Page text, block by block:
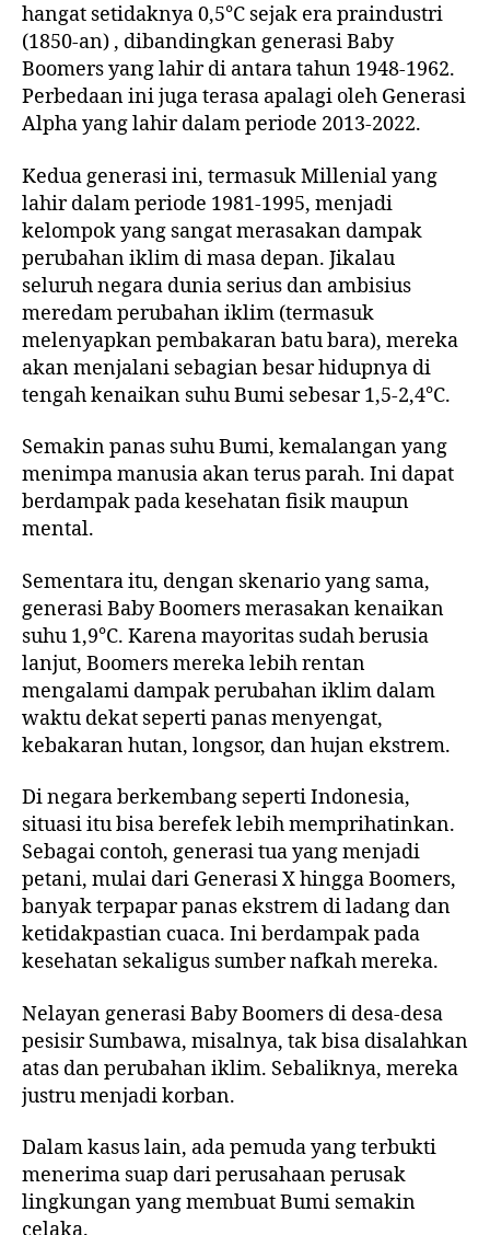
hangat setidaknya 0,5°C sejak era praindustri
(1850-an) , dibandingkan generasi Baby
Boomers yang lahir di antara tahun 1948-1962.
Perbedaan ini juga terasa apalagi oleh Generasi
Alpha yang lahir dalam periode 2013-2022.
Kedua generasi ini, termasuk Millenial yang
lahir dalam periode 1981-1995, menjadi
kelompok yang sangat merasakan dampak
perubahan iklim di masa depan. Jikalau
seluruh negara dunia serius dan ambisius
meredam perubahan iklim (termasuk
melenyapkan pembakaran batu bara), mereka
akan menjalani sebagian besar hidupnya di
tengah kenaikan suhu Bumi sebesar 1,5-2,4°C.
Semakin panas suhu Bumi, kemalangan yang
menimpa manusia akan terus parah. Ini dapat
berdampak pada kesehatan fisik maupun
mental.
Sementara itu, dengan skenario yang sama,
generasi Baby Boomers merasakan kenaikan
suhu 1,9°C. Karena mayoritas sudah berusia
lanjut, Boomers mereka lebih rentan
mengalami dampak perubahan iklim dalam
waktu dekat seperti panas menyengat,
kebakaran hutan, longsor, dan hujan ekstrem.
Di negara berkembang seperti Indonesia,
situasi itu bisa berefek lebih memprihatinkan.
Sebagai contoh, generasi tua yang menjadi
petani, mulai dari Generasi X hingga Boomers,
banyak terpapar panas ekstrem di ladang dan
ketidakpastian cuaca. Ini berdampak pada
kesehatan sekaligus sumber nafkah mereka.
Nelayan generasi Baby Boomers di desa-desa
pesisir Sumbawa, misalnya, tak bisa disalahkan
atas dan perubahan iklim. Sebaliknya, mereka
justru menjadi korban.
Dalam kasus lain, ada pemuda yang terbukti
menerima suap dari perusahaan perusak
lingkungan yang membuat Bumi semakin